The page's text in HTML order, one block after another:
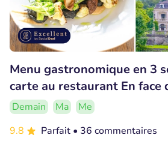
Menu gastronomique en 3
carte au restaurant En face
Demain Ma
Me
9.8
Parfait • 36 commentaires